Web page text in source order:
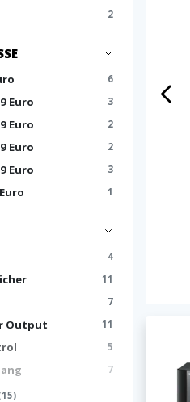
2
6
Euro 3
Euro 2
Euro 2
Euro 3
1
4
11
7
Output 11
5
7